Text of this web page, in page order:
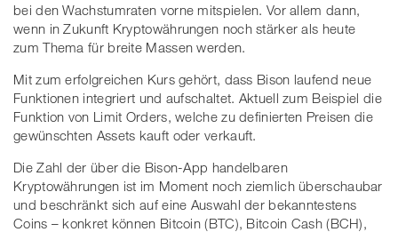
bei den Wachstumraten vorne mitspielen. Vor allem dann,
wenn in Zukunft Kryptowährungen noch stärker als heute
zum Thema für breite Massen werden.
Mit zum erfolgreichen Kurs gehört, dass Bison laufend neue
Funktionen integriert und aufschaltet. Aktuell zum Beispiel die
Funktion von Limit Orders, welche zu definierten Preisen die
gewünschten Assets kauft oder verkauft.
Die Zahl der über die Bison-App handelbaren
Kryptowährungen ist im Moment noch ziemlich überschaubar
und beschränkt sich auf eine Auswahl der bekanntestens
Coins – konkret können Bitcoin (BTC), Bitcoin Cash (BCH),